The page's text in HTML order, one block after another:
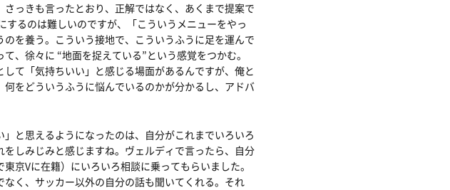
っきも言ったとおり、正解ではなく、あくまで提案で
るのは難しいのですが、「こういうメニューをやっ
を養う。こういう接地で、こういうふうに足を運んで
、徐々に “地面を捉えている”という感覚をつかむ。
て「気持ちいい」と感じる場面があるんですが、俺と
をどういうふうに悩んでいるのかが分かるし、アドバ
と思えるようになったのは、自分がこれまでいろいろ
しみじみと感じますね。ヴェルディで言ったら、自分
京Vに在籍）にいろいろ相談に乗ってもらいました。
く、サッカー以外の自分の話も聞いてくれる。それ